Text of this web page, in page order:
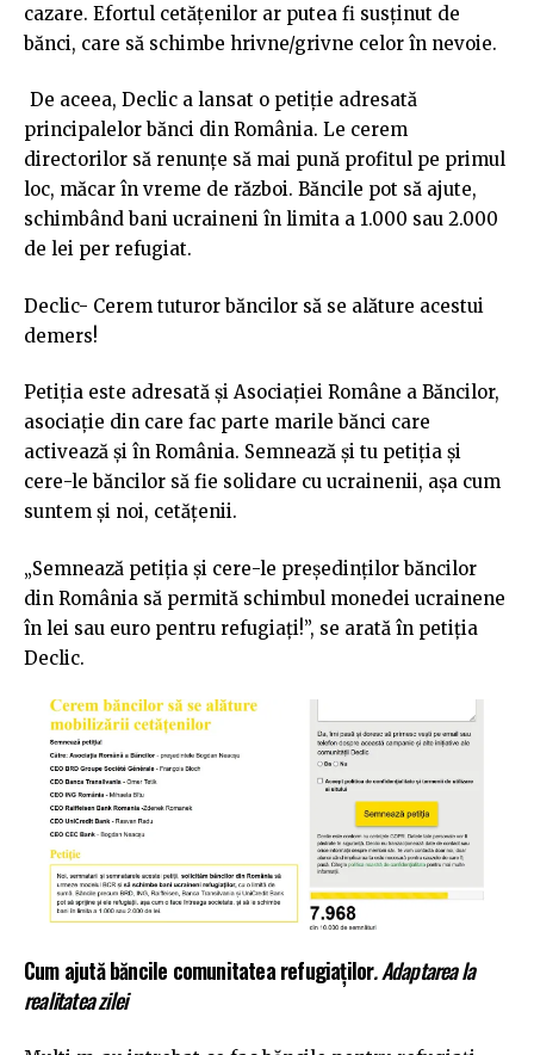
cazare. Efortul cetățenilor ar putea fi susținut de
bănci, care să schimbe hrivne/grivne celor în nevoie.
De aceea, Declic a lansat o petiție adresată
principalelor bănci din România. Le cerem
directorilor să renunțe să mai pună profitul pe primul
loc, măcar în vreme de război. Băncile pot să ajute,
schimbând bani ucraineni în limita a 1.000 sau 2.000
de lei per refugiat.
Declic- Cerem tuturor băncilor să se alăture acestui
demers!
Petiția este adresată și Asociației Române a Băncilor,
asociație din care fac parte marile bănci care
activează și în România. Semnează și tu petiția și
cere-le băncilor să fie solidare cu ucrainenii, așa cum
suntem și noi, cetățenii.
„Semnează petiția și cere-le președinților băncilor
din România să permită schimbul monedei ucrainene
în lei sau euro pentru refugiați!”, se arată în petiția
Declic.
Cum ajută băncile comunitatea refugiaților. Adaptarea la
realitatea zilei